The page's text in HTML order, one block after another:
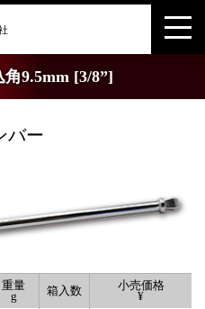
9.5mm [3/8”]
バー
重量
g
箱入数
小売価格
¥